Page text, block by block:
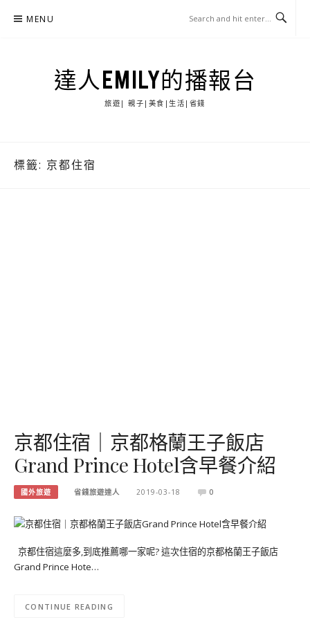
MENU
達人EMILY的播報台
旅遊| 親子|美食|生活|省錢
標籤: 京都住宿
京都住宿｜京都格蘭王子飯店
Grand Prince Hotel含早餐介紹
國外旅遊 省錢旅遊達人 2019-03-18 0
京都住宿這麼多,到底推薦哪一家呢? 這次住宿的京都格蘭王子飯店
Grand Prince Hote…
CONTINUE READING